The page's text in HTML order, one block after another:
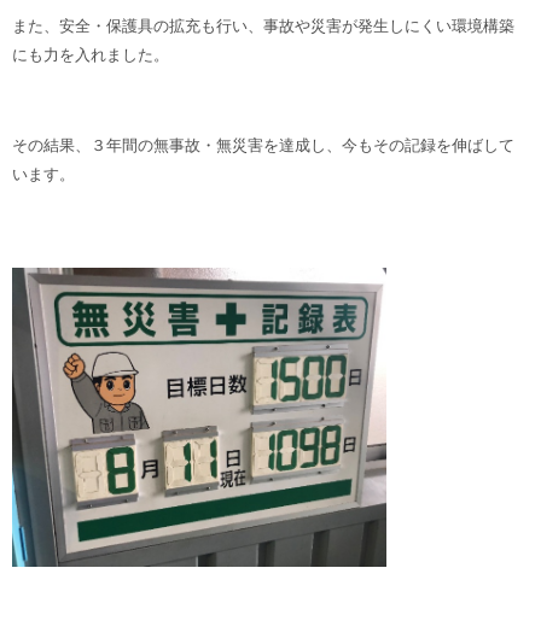
また、安全・保護具の拡充も行い、事故や災害が発生しにくい環境構築
にも力を入れました。
その結果、３年間の無事故・無災害を達成し、今もその記録を伸ばして
います。